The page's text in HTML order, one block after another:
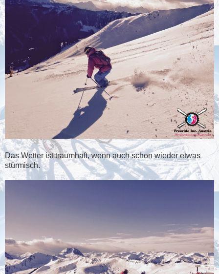
Das Wetter ist traumhaft, wenn auch schon wieder etwas
stürmisch.